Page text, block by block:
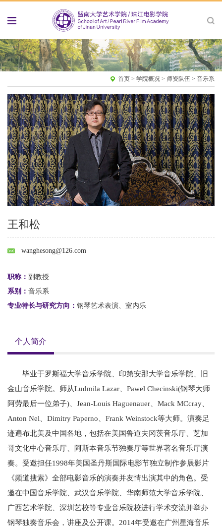
首页 > 学院概况 > 师资队伍 > 音乐系
王和松
wanghesong@126.com
职称： 副教授
系别： 音乐系
专业特长与研究方向： 钢琴艺术表演、室内乐
个人简介
毕业于罗斯福大学音乐学院、印第安那大学音乐学院、旧
金山音乐学院。师从Ludmila Lazar、Pawel Checinski(钢琴大师
阿劳最后一位弟子)、Jean-Louis Haguenauer、Mack MCcray、
Anton Nel、Dimitry Paperno、Frank Weinstock等大师。演奏足
迹遍布北美及中国各地，包括在美国鲁道夫冈茨音乐厅、芝加
哥文化中心音乐厅、阿斯本音乐节独奏厅等世界著名音乐厅演
奏。受邀担任1998年美国圣丹斯国际电影节独立制作参展影片
《频道搜索》全部电影音乐的演奏并友情出演其中的角色。受
邀在中国音乐学院、武汉音乐学院、华南师范大学音乐学院、
广西艺术学院、深圳艺校等专业音乐院校进行学术交流并举办
钢琴独奏音乐会，讲座及公开课。2014年受邀在广州星海音乐